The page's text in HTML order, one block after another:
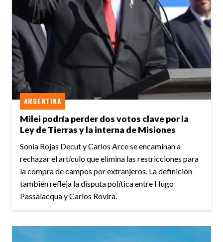
Milei podría perder dos votos clave por la
Ley de Tierras y la interna de Misiones
ARGENTINA
Sonia Rojas Decut y Carlos Arce se encaminan a
rechazar el artículo que elimina las restricciones para
la compra de campos por extranjeros. La definición
también refleja la disputa política entre Hugo
Passalacqua y Carlos Rovira.